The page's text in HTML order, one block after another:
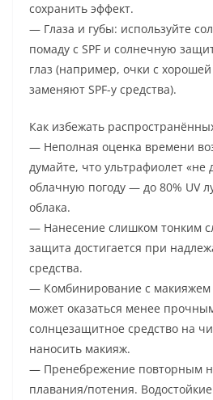
сохранить эффект.
— Глаза и губы: используйте
помаду с SPF и солнечную
глаз (например, очки с
заменяют SPF-у средства).
Как избежать
— Неполная оценка времени
думайте, что ультрафиолет «не
облачную погоду — до 80% UV
облака.
— Нанесение слишком тонким
защита достигается при
средства.
— Комбинирование с макияжем
может оказаться менее
солнцезащитное средство на
наносить макияж.
— Пренебрежение повторным
плавания/потения.